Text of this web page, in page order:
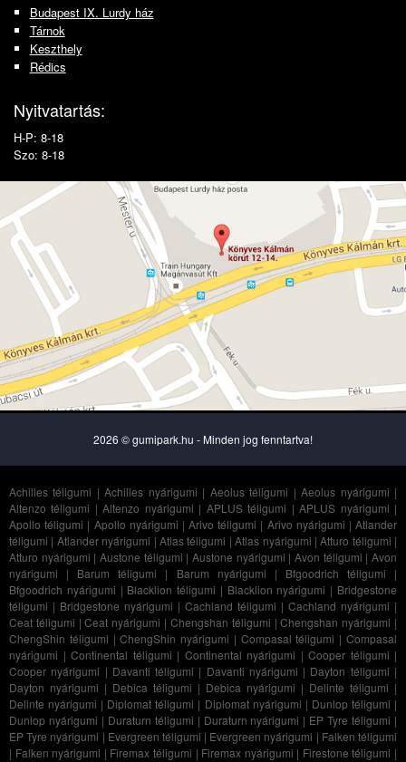
Budapest IX. Lurdy ház
Tárnok
Keszthely
Rédics
Nyitvatartás:
H-P: 8-18
Szo: 8-18
2026 © gumipark.hu - Minden jog fenntartva!
Achilles téligumi |Achilles nyárigumi | Aeolus téligumi |Aeolus nyárigumi |
Altenzo téligumi |Altenzo nyárigumi | APLUS téligumi |APLUS nyárigumi |
Apollo téligumi | Apollo nyárigumi |Arivo téligumi | Arivo nyárigumi |Atlander
téligumi | Atlander nyárigumi | Atlas téligumi |Atlas nyárigumi |Atturo téligumi |
Atturo nyárigumi |Austone téligumi |Austone nyárigumi |Avon téligumi |Avon
nyárigumi | Barum téligumi | Barum nyárigumi | Bfgoodrich téligumi |
Bfgoodrich nyárigumi | Blacklion téligumi | Blacklion nyárigumi | Bridgestone
téligumi | Bridgestone nyárigumi | Cachland téligumi | Cachland nyárigumi |
Ceat téligumi |Ceat nyárigumi | Chengshan téligumi |Chengshan nyárigumi |
ChengShin téligumi |ChengShin nyárigumi | Compasal téligumi |Compasal
nyárigumi | Continental téligumi | Continental nyárigumi | Cooper téligumi |
Cooper nyárigumi | Davanti téligumi | Davanti nyárigumi | Dayton téligumi |
Dayton nyárigumi | Debica téligumi | Debica nyárigumi | Delinte téligumi |
Delinte nyárigumi | Diplomat téligumi | Diplomat nyárigumi | Dunlop téligumi |
Dunlop nyárigumi | Duraturn téligumi | Duraturn nyárigumi | EP Tyre téligumi |
EP Tyre nyárigumi | Evergreen téligumi | Evergreen nyárigumi | Falken téligumi
| Falken nyárigumi | Firemax téligumi | Firemax nyárigumi | Firestone téligumi |